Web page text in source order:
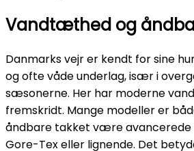
Vandtæthed og
Danmarks vejr er kendt for sine
og ofte våde underlag, især i
sæsonerne. Her har moderne
fremskridt. Mange modeller er
åndbare takket være
Gore-Tex eller lignende. Det